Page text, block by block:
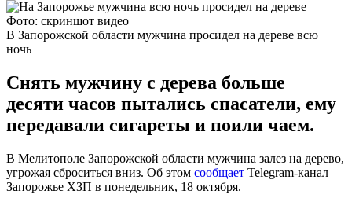
Фото: скриншот видео
В Запорожской области мужчина просидел на дереве всю
ночь
Снять мужчину с дерева больше
десяти часов пытались спасатели, ему
передавали сигареты и поили чаем.
В Мелитополе Запорожской области мужчина залез на дерево,
угрожая сброситься вниз. Об этом сообщает Telegram-канал
Запорожье ХЗП в понедельник, 18 октября.